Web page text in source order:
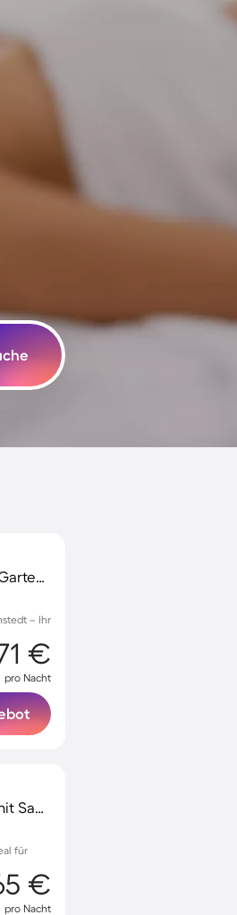
Familienorientiertes Ferienhaus mit Terrasse, Garten und Grill | Bergblick | Hunde erlaubt
– Ihr
€
pro Nacht
Familienorientiertes charmantes Ferienhaus mit Sauna
für
€
pro Nacht